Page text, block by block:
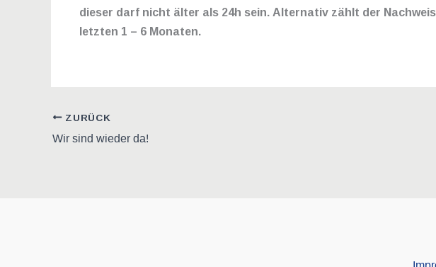
dieser darf nicht älter als 24h sein. Alternativ zählt der
letzten 1 – 6 Monaten.
ZURÜCK
Wir sind wieder da!